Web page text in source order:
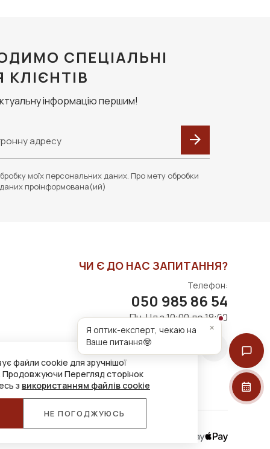
СПЕЦІАЛЬНІ
КЛІЄНТІВ
інформацію першим!
моїх персональних даних. Про мету обробки
проінформована(ий)
файли cookie для зручнішої
Продовжуючи Перегляд сторінок
з використанням файлів cookie
НЕ ПОГОДЖУЮСЬ
ЧИ Є ДО НАС ЗАПИТАННЯ?
Телефон:
050 985 86 54
Пн-Нд з 10:00 до 18:00
Я оптик-експерт, чекаю на
Ваше питання🤓
×